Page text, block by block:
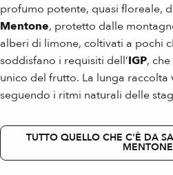
profumo potente, quasi floreale,
Mentone, protetto dalle
alberi di limone, coltivati a pochi
soddisfano i requisiti dell’IGP,
unico del frutto. La lunga
seguendo i ritmi naturali delle
TUTTO QUELLO CHE C'È DA